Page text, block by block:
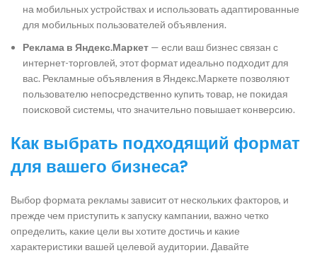
на мобильных устройствах и использовать адаптированные
для мобильных пользователей объявления.
Реклама в Яндекс.Маркет — если ваш бизнес связан с
интернет-торговлей, этот формат идеально подходит для
вас. Рекламные объявления в Яндекс.Маркете позволяют
пользователю непосредственно купить товар, не покидая
поисковой системы, что значительно повышает конверсию.
Как выбрать подходящий формат
для вашего бизнеса?
Выбор формата рекламы зависит от нескольких факторов, и
прежде чем приступить к запуску кампании, важно четко
определить, какие цели вы хотите достичь и какие
характеристики вашей целевой аудитории. Давайте